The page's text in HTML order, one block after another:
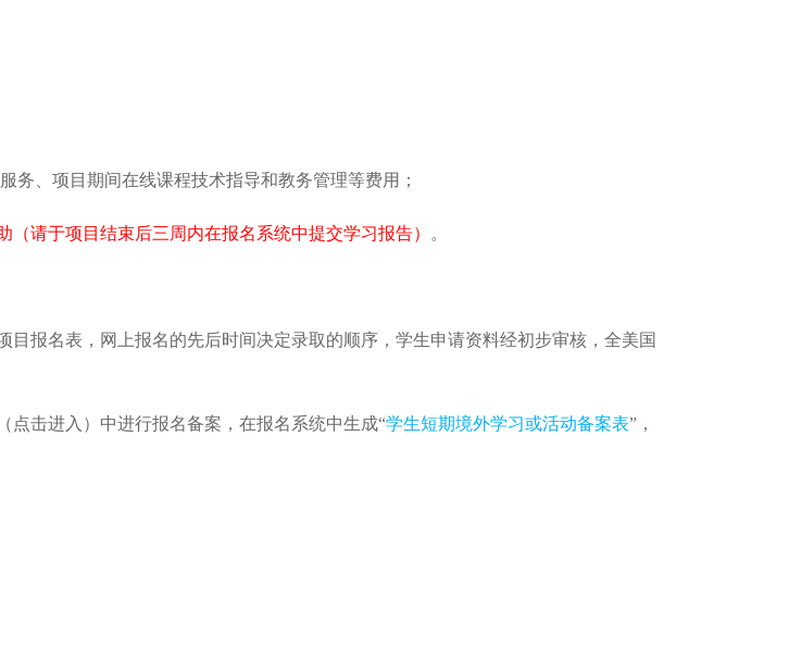
务、项目期间在线课程技术指导和教务管理等费用；
请于项目结束后三周内在报名系统中提交学习报告） 。
目报名表，网上报名的先后时间决定录取的顺序，学生申请资料经初步审核，全美国
（点击进入）中进行报名备案，在报名系统中生成“学生短期境外学习或活动备案表”，